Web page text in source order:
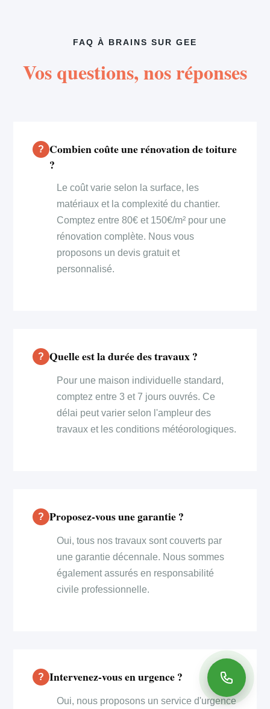
FAQ À BRAINS SUR GEE
Vos questions, nos réponses
Combien coûte une rénovation de toiture
?
Le coût varie selon la surface, les
matériaux et la complexité du chantier.
Comptez entre 80€ et 150€/m² pour une
rénovation complète. Nous vous
proposons un devis gratuit et
personnalisé.
Quelle est la durée des travaux ?
Pour une maison individuelle standard,
comptez entre 3 et 7 jours ouvrés. Ce
délai peut varier selon l'ampleur des
travaux et les conditions météorologiques.
Proposez-vous une garantie ?
Oui, tous nos travaux sont couverts par
une garantie décennale. Nous sommes
également assurés en responsabilité
civile professionnelle.
Intervenez-vous en urgence ?
Oui, nous proposons un service d'urgence